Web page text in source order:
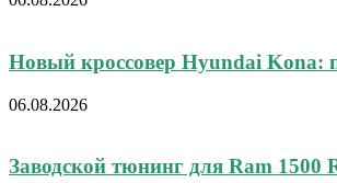
Новый кроссовер Hyundai Kona:
06.08.2026
Заводской тюнинг для Ram 1500